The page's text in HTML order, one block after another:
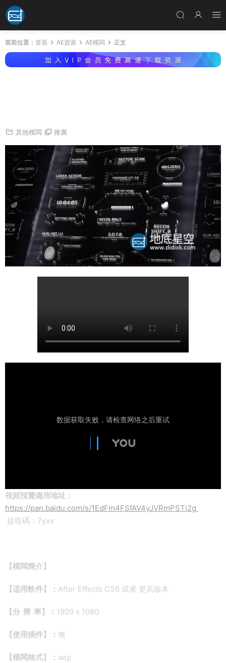
當前位置： 首頁 AE資源 AE模闆 正文
其他模闆 推廣
視頻預覽備用地址：
https://pan.baidu.com/s/1EdFm4FSfAV4yJVRmPSTi2g
提取碼：7yxx
【模闆簡介】
【适用軟件】： After Effects CS6 或者 更高版本
【分 辨 率】： 1920 x 1080
【使用插件】： 無
【模闆格式】： aep